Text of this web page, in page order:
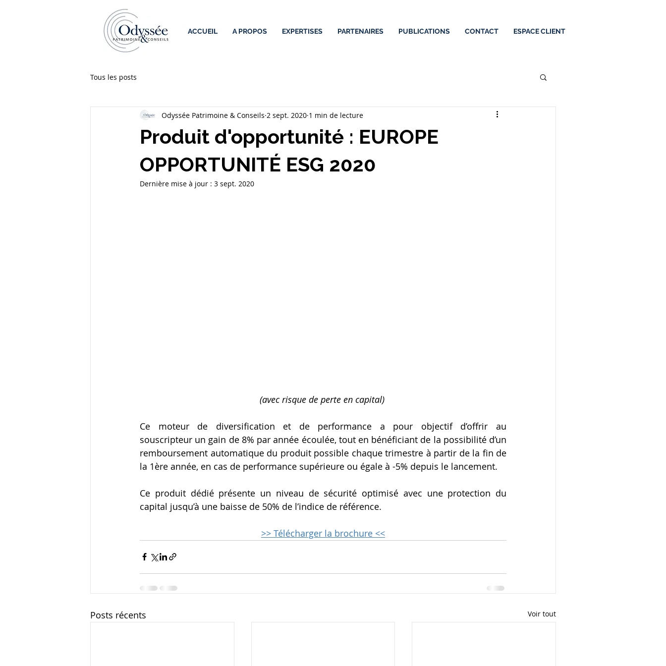
ACCUEIL A PROPOS EXPERTISES PARTENAIRES PUBLICATIONS CONTACT ESPACE CLIENT
Tous les posts
Produit d'opportunité : EUROPE
OPPORTUNITÉ ESG 2020
Odyssée Patrimoine & Conseils 2 sept. 2020 1 min de lecture
Dernière mise à jour : 3 sept. 2020
(avec risque de perte en capital)
Ce moteur de diversification et de performance a pour objectif d’offrir au
souscripteur un gain de 8% par année écoulée, tout en bénéficiant de la possibilité d’un
remboursement automatique du produit possible chaque trimestre à partir de la fin de
la 1ère année, en cas de performance supérieure ou égale à -5% depuis le lancement.
Ce produit dédié présente un niveau de sécurité optimisé avec une protection du
capital jusqu’à une baisse de 50% de l’indice de référence.
>> Télécharger la brochure <<
Posts récents Voir tout